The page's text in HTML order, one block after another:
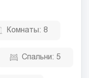
Комнаты: 8
Спальни: 5